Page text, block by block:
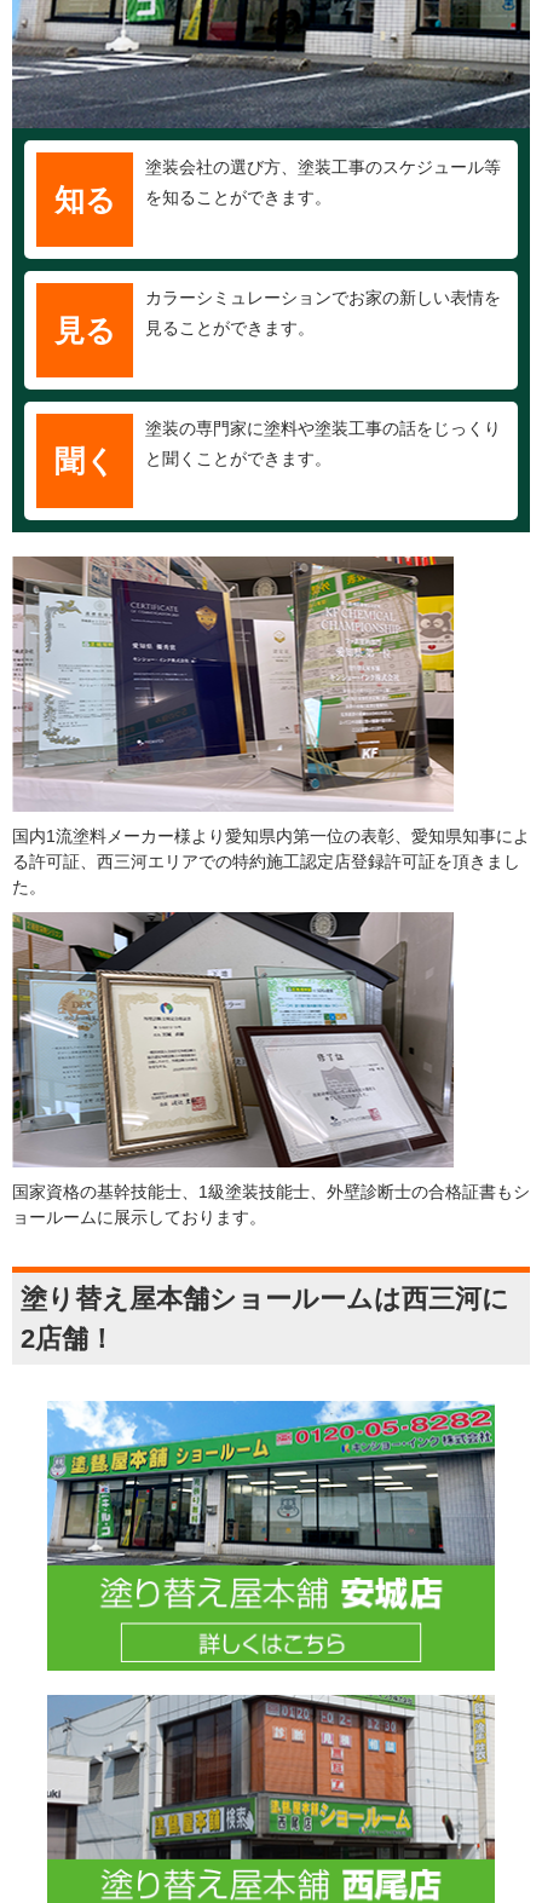
知る
塗装会社の選び方、塗装工事のスケジュール等
を知ることができます。
見る
カラーシミュレーションでお家の新しい表情を
見ることができます。
聞く
塗装の専門家に塗料や塗装工事の話をじっくり
と聞くことができます。
国内1流塗料メーカー様より愛知県内第一位の表彰、愛知県知事によ
る許可証、西三河エリアでの特約施工認定店登録許可証を頂きまし
た。
国家資格の基幹技能士、1級塗装技能士、外壁診断士の合格証書もシ
ョールームに展示しております。
塗り替え屋本舗ショールームは西三河に
2店舗！